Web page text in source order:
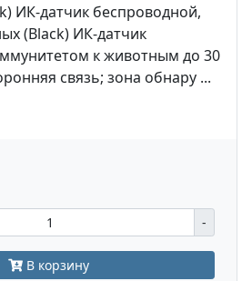
ИК-датчик беспроводной,
(Black) ИК-датчик
к животным до 30
связь; зона обнару ...
-
В корзину